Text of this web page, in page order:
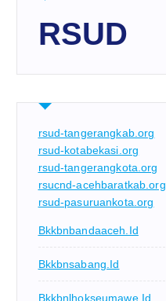
RSUD
rsud-tangerangkab.org
rsud-kotabekasi.org
rsud-tangerangkota.org
rsucnd-acehbaratkab.org
rsud-pasuruankota.org
Bkkbnbandaaceh.id
Bkkbnsabang.id
Bkkbnlhokseumawe.id